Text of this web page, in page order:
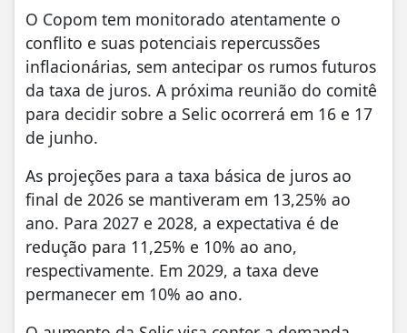
O Copom tem monitorado atentamente o
conflito e suas potenciais repercussões
inflacionárias, sem antecipar os rumos futuros
da taxa de juros. A próxima reunião do comitê
para decidir sobre a Selic ocorrerá em 16 e 17
de junho.
As projeções para a taxa básica de juros ao
final de 2026 se mantiveram em 13,25% ao
ano. Para 2027 e 2028, a expectativa é de
redução para 11,25% e 10% ao ano,
respectivamente. Em 2029, a taxa deve
permanecer em 10% ao ano.